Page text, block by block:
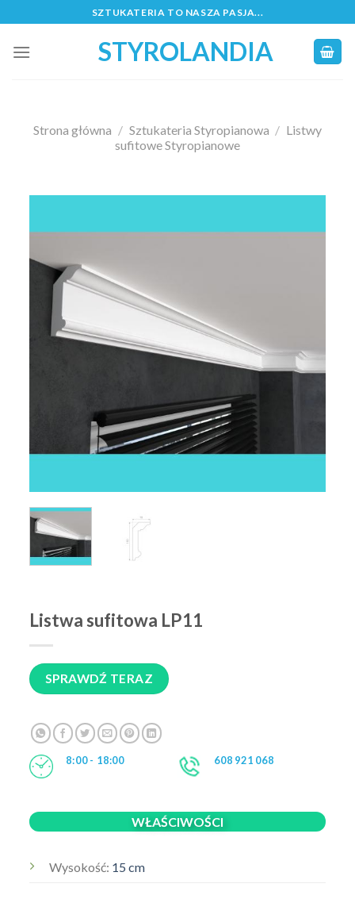
to
content
SZTUKATERIA TO NASZA PASJA...
STYROLANDIA
Strona główna / Sztukateria Styropianowa / Listwy
sufitowe Styropianowe
Listwa sufitowa LP11
SPRAWDŹ TERAZ
8:00 - 18:00 608 921 068
WŁAŚCIWOŚCI
Wysokość: 15 cm